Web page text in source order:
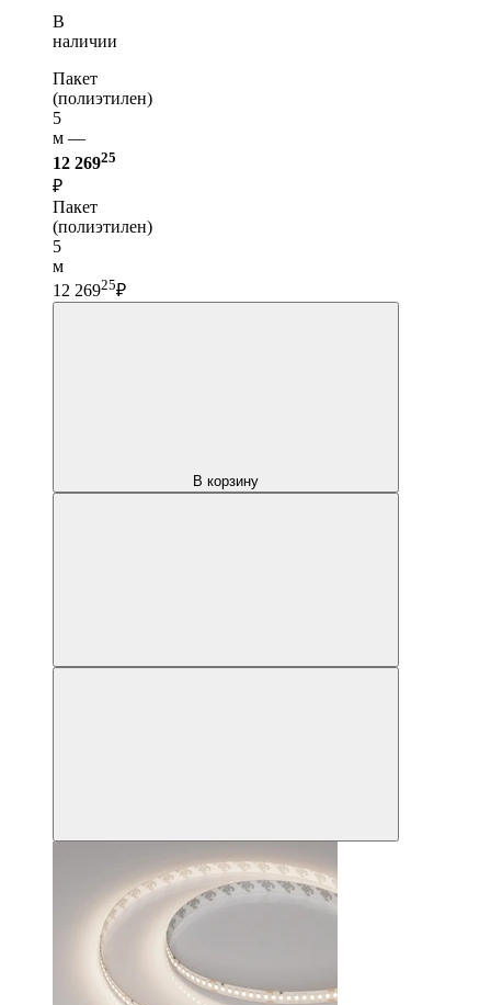
В
наличии
Пакет
(полиэтилен)
5
м —
12 26925
₽
Пакет
(полиэтилен)
5
м
12 26925₽
В корзину